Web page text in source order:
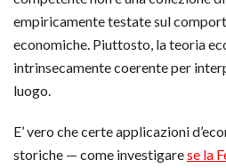
empiricamente testate sul
economiche. Piuttosto, la teoria
intrinsecamente coerente per
luogo.
E’ vero che certe applicazioni
storiche — come investigarese la